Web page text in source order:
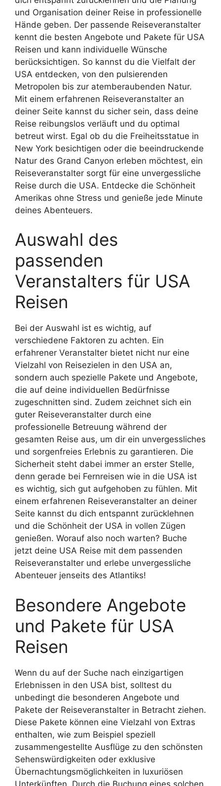
und Organisation deiner Reise in professionelle
Hände geben. Der passende Reiseveranstalter
kennt die besten Angebote und Pakete für USA
Reisen und kann individuelle Wünsche
berücksichtigen. So kannst du die Vielfalt der
USA entdecken, von den pulsierenden
Metropolen bis zur atemberaubenden Natur.
Mit einem erfahrenen Reiseveranstalter an
deiner Seite kannst du sicher sein, dass deine
Reise reibungslos verläuft und du optimal
betreut wirst. Egal ob du die Freiheitsstatue in
New York besichtigen oder die beeindruckende
Natur des Grand Canyon erleben möchtest, ein
Reiseveranstalter sorgt für eine unvergessliche
Reise durch die USA. Entdecke die Schönheit
Amerikas ohne Stress und genieße jede Minute
deines Abenteuers.
Auswahl des
passenden
Veranstalters für USA
Reisen
Bei der Auswahl ist es wichtig, auf
verschiedene Faktoren zu achten. Ein
erfahrener Veranstalter bietet nicht nur eine
Vielzahl von Reisezielen in den USA an,
sondern auch spezielle Pakete und Angebote,
die auf deine individuellen Bedürfnisse
zugeschnitten sind. Zudem zeichnet sich ein
guter Reiseveranstalter durch eine
professionelle Betreuung während der
gesamten Reise aus, um dir ein unvergessliches
und sorgenfreies Erlebnis zu garantieren. Die
Sicherheit steht dabei immer an erster Stelle,
denn gerade bei Fernreisen wie in die USA ist
es wichtig, sich gut aufgehoben zu fühlen. Mit
einem erfahrenen Reiseveranstalter an deiner
Seite kannst du dich entspannt zurücklehnen
und die Schönheit der USA in vollen Zügen
genießen. Worauf also noch warten? Buche
jetzt deine USA Reise mit dem passenden
Reiseveranstalter und erlebe unvergessliche
Abenteuer jenseits des Atlantiks!
Besondere Angebote
und Pakete für USA
Reisen
Wenn du auf der Suche nach einzigartigen
Erlebnissen in den USA bist, solltest du
unbedingt die besonderen Angebote und
Pakete der Reiseveranstalter in Betracht ziehen.
Diese Pakete können eine Vielzahl von Extras
enthalten, wie zum Beispiel speziell
zusammengestellte Ausflüge zu den schönsten
Sehenswürdigkeiten oder exklusive
Übernachtungsmöglichkeiten in luxuriösen
Unterkünften. Durch die Buchung eines solchen